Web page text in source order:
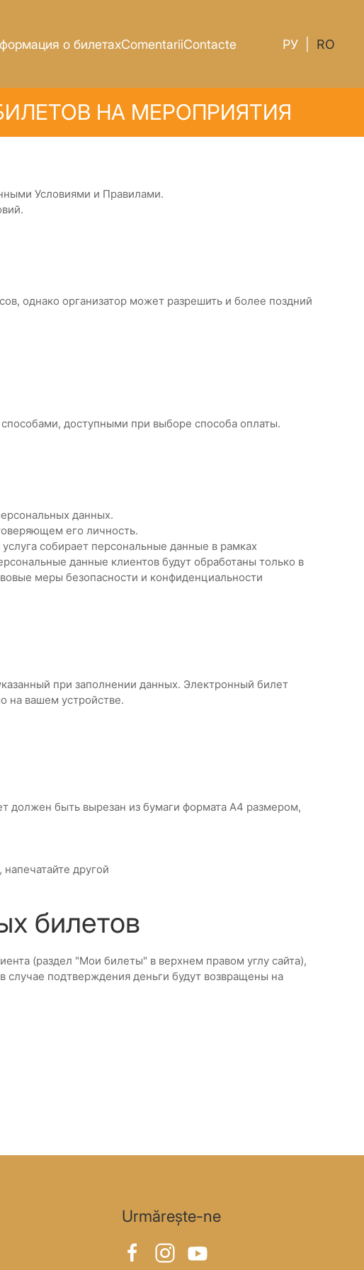
о билетахComentariiContacte РУ RO
НА МЕРОПРИЯТИЯ
Условиями и Правилами.
однако организатор может разрешить и более поздний
доступными при выборе способа оплаты.
данных.
его личность.
собирает персональные данные в рамках
данные клиентов будут обработаны только в
меры безопасности и конфиденциальности
при заполнении данных. Электронный билет
на вашем устройстве.
должен быть вырезан из бумаги формата А4 размером,
другой
билетов
(раздел "Мои билеты" в верхнем правом углу сайта),
случае подтверждения деньги будут возвращены на
Urmărește-ne